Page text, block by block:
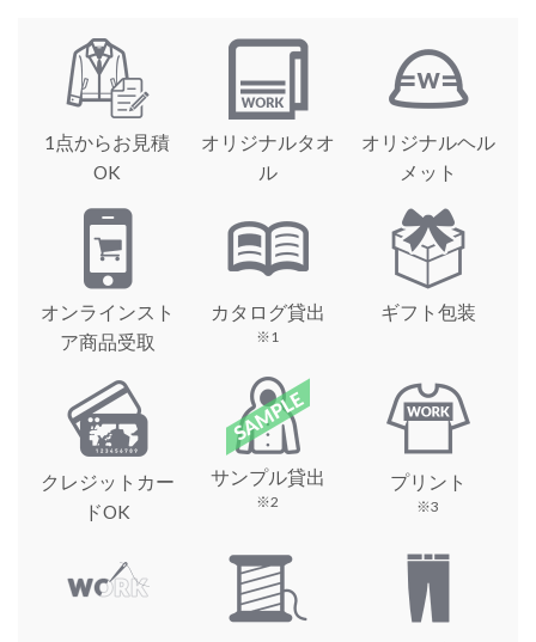
1点からお見積
OK
オリジナルタオ
ル
オリジナルヘル
メット
オンラインスト
ア商品受取
カタログ貸出
※1
ギフト包装
クレジットカー
ドOK
サンプル貸出
※2
プリント
※3